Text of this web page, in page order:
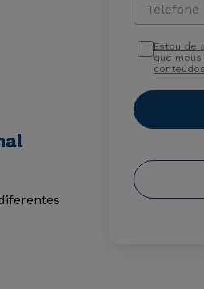
Telefone
Estou de
que